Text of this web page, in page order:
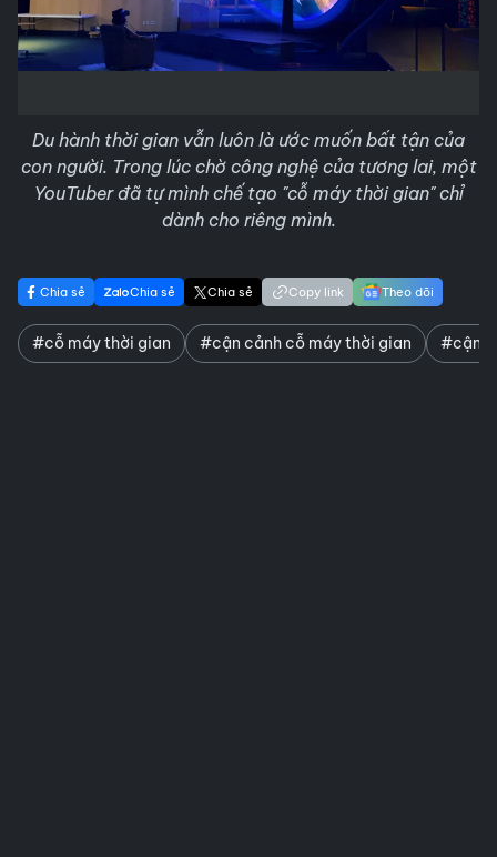
Du hành thời gian vẫn luôn là ước muốn bất tận của
con người. Trong lúc chờ công nghệ của tương lai, một
YouTuber đã tự mình chế tạo "cỗ máy thời gian" chỉ
dành cho riêng mình.
Chia sẻ Chia sẻ Chia sẻ Copy link Theo dõi
#cỗ máy thời gian #cận cảnh cỗ máy thời gian #cận